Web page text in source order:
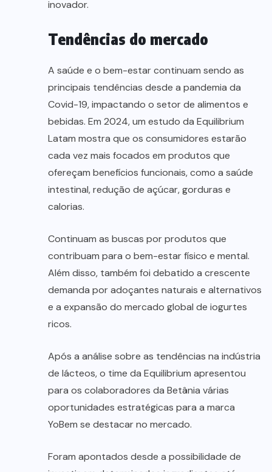
inovador.
Tendências do mercado
A saúde e o bem-estar continuam sendo as
principais tendências desde a pandemia da
Covid-19, impactando o setor de alimentos e
bebidas. Em 2024, um estudo da Equilibrium
Latam mostra que os consumidores estarão
cada vez mais focados em produtos que
ofereçam benefícios funcionais, como a saúde
intestinal, redução de açúcar, gorduras e
calorias.
Continuam as buscas por produtos que
contribuam para o bem-estar físico e mental.
Além disso, também foi debatido a crescente
demanda por adoçantes naturais e alternativos
e a expansão do mercado global de iogurtes
ricos.
Após a análise sobre as tendências na indústria
de lácteos, o time da Equilibrium apresentou
para os colaboradores da Betânia várias
oportunidades estratégicas para a marca
YoBem se destacar no mercado.
Foram apontados desde a possibilidade de